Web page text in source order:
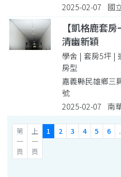
2025-02-07 國
【凱格鹿套
清幽新穎
學舍 | 套房5坪 |
房型
嘉義縣民雄鄉三
號
2025-02-07 南
第
一
頁
上
一
頁
1 2 3 4 5 6